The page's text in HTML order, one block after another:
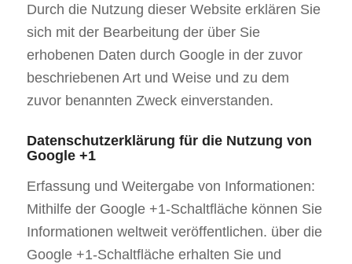
Durch die Nutzung dieser Website erklären Sie
sich mit der Bearbeitung der über Sie
erhobenen Daten durch Google in der zuvor
beschriebenen Art und Weise und zu dem
zuvor benannten Zweck einverstanden.
Datenschutzerklärung für die Nutzung von
Google +1
Erfassung und Weitergabe von Informationen:
Mithilfe der Google +1-Schaltfläche können Sie
Informationen weltweit veröffentlichen. über die
Google +1-Schaltfläche erhalten Sie und